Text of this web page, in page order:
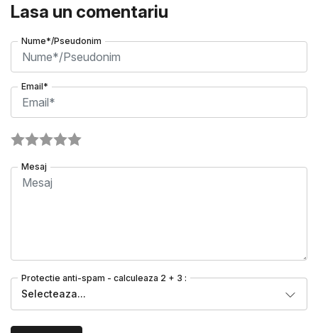
Lasa un comentariu
Nume*/Pseudonim
Email*
Mesaj
Protectie anti-spam - calculeaza 2 + 3 :
Selecteaza...